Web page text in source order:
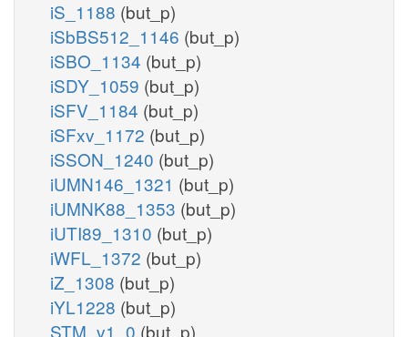
iS_1188 (but_p)
iSbBS512_1146 (but_p)
iSBO_1134 (but_p)
iSDY_1059 (but_p)
iSFV_1184 (but_p)
iSFxv_1172 (but_p)
iSSON_1240 (but_p)
iUMN146_1321 (but_p)
iUMNK88_1353 (but_p)
iUTI89_1310 (but_p)
iWFL_1372 (but_p)
iZ_1308 (but_p)
iYL1228 (but_p)
STM_v1_0 (but_p)